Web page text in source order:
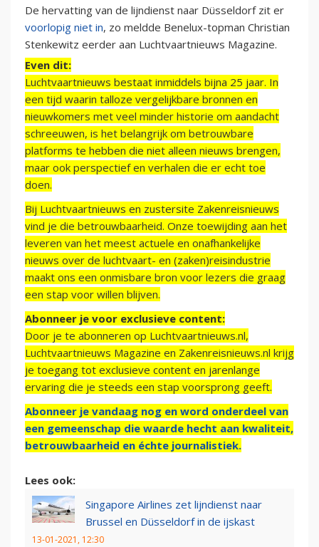
De hervatting van de lijndienst naar Düsseldorf zit er
voorlopig niet in, zo meldde Benelux-topman Christian
Stenkewitz eerder aan Luchtvaartnieuws Magazine.
Even dit:
Luchtvaartnieuws bestaat inmiddels bijna 25 jaar. In
een tijd waarin talloze vergelijkbare bronnen en
nieuwkomers met veel minder historie om aandacht
schreeuwen, is het belangrijk om betrouwbare
platforms te hebben die niet alleen nieuws brengen,
maar ook perspectief en verhalen die er echt toe
doen.
Bij Luchtvaartnieuws en zustersite Zakenreisnieuws
vind je die betrouwbaarheid. Onze toewijding aan het
leveren van het meest actuele en onafhankelijke
nieuws over de luchtvaart- en (zaken)reisindustrie
maakt ons een onmisbare bron voor lezers die graag
een stap voor willen blijven.
Abonneer je voor exclusieve content:
Door je te abonneren op Luchtvaartnieuws.nl,
Luchtvaartnieuws Magazine en Zakenreisnieuws.nl krijg
je toegang tot exclusieve content en jarenlange
ervaring die je steeds een stap voorsprong geeft.
Abonneer je vandaag nog en word onderdeel van
een gemeenschap die waarde hecht aan kwaliteit,
betrouwbaarheid en échte journalistiek.
Lees ook:
Singapore Airlines zet lijndienst naar
Brussel en Düsseldorf in de ijskast
13-01-2021, 12:30